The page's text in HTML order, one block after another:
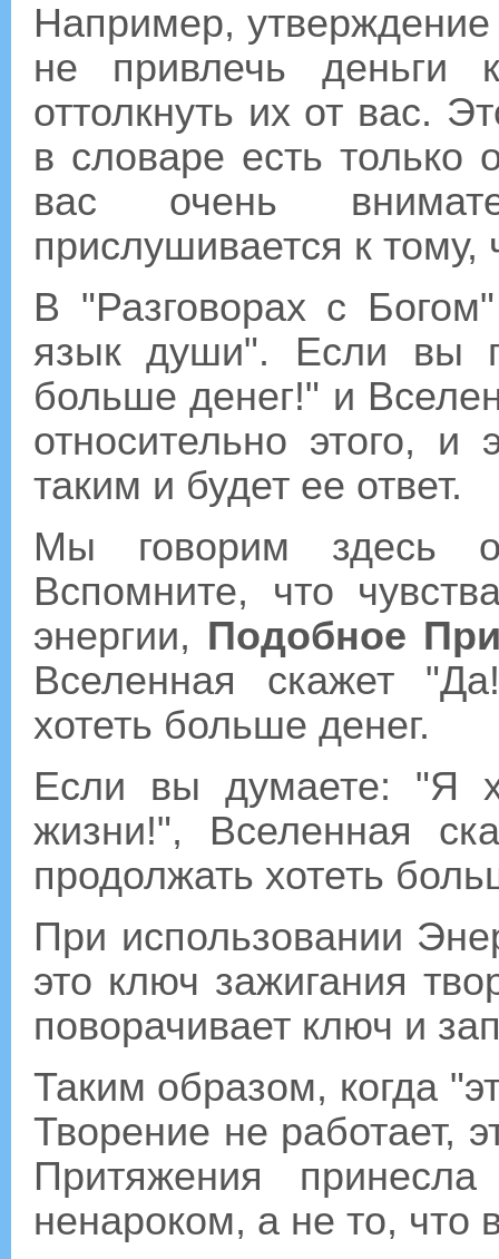
Например,
не привлечь
оттолкнуть их от вас.
в словаре есть
вас очень
прислушивается к тому,
В "Разговорах с
язык души". Если вы
больше денег!" и
относительно этого, и
таким и будет ее ответ.
Мы говорим здесь
Вспомните, что
энергии, Подобное
Вселенная скажет
хотеть больше денег.
Если вы думаете: "Я
жизни!", Вселенная
продолжать хотеть
При использовании
это ключ зажигания
поворачивает ключ и
Таким образом, когда
Творение не работает,
Притяжения
ненароком, а не то,